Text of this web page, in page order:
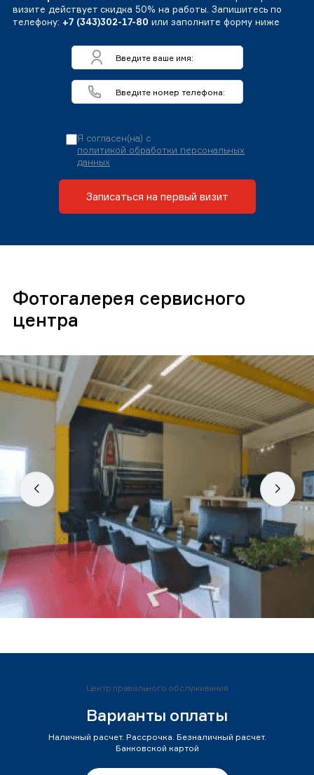
визите действует скидка 50% на работы. Запишитесь по
телефону: +7 (343)302-17-80 или заполните форму ниже
Я согласен(на) с
политикой обработки персональных
данных
Записаться на первый визит
Фотогалерея сервисного
центра
Центр правильного обслуживания
Варианты оплаты
Наличный расчет. Рассрочка. Безналичный расчет.
Банковской картой